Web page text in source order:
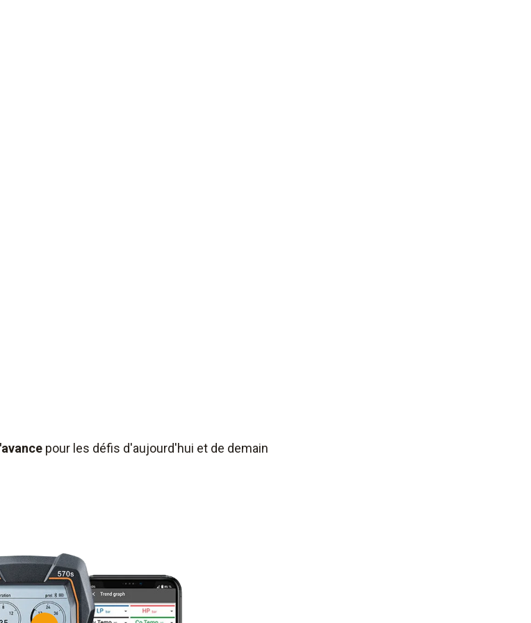
pour les défis d'aujourd'hui et de demain